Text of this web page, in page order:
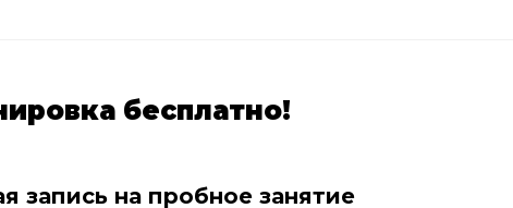
бесплатно!
запись на пробное занятие